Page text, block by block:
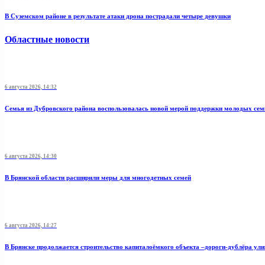
В Суземском районе в результате атаки дрона пострадали четыре девушки
Областные новости
6 августа 2026, 14:32
Семья из Дубровского района воспользовалась новой мерой поддержки молодых
6 августа 2026, 14:30
В Брянской области расширили меры для многодетных семей
6 августа 2026, 14:27
В Брянске продолжается строительство капиталоёмкого объекта –дороги-дублёра